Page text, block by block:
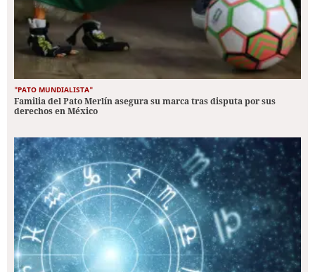
"PATO MUNDIALISTA"
Familia del Pato Merlín asegura su marca tras disputa por sus
derechos en México